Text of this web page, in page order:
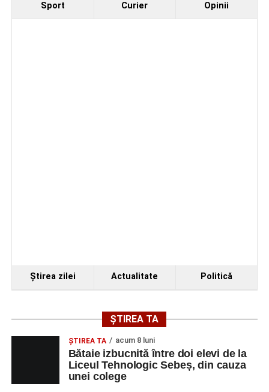
Sport Curier Opinii
Ştirea zilei Actualitate Politică
ȘTIREA TA
ŞTIREA TA acum 8 luni
Bătaie izbucnită între doi elevi de la
Liceul Tehnologic Sebeș, din cauza
unei colege